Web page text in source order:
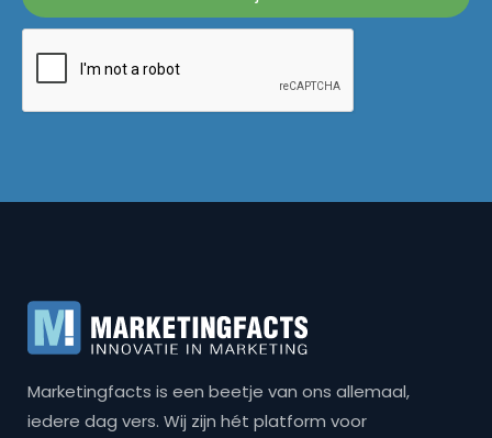
Marketingfacts is een beetje van ons allemaal,
iedere dag vers. Wij zijn hét platform voor